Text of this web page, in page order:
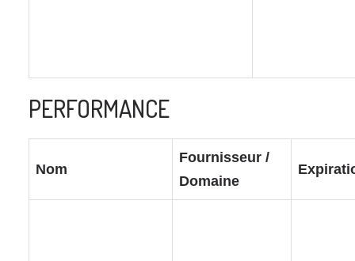
PERFORMANCE
Nom
Fournisseur /
Domaine